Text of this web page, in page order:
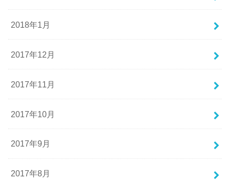
2018年1月
2017年12月
2017年11月
2017年10月
2017年9月
2017年8月